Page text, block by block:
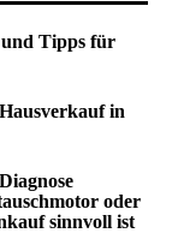
und Tipps für
in
oder
sinnvoll ist